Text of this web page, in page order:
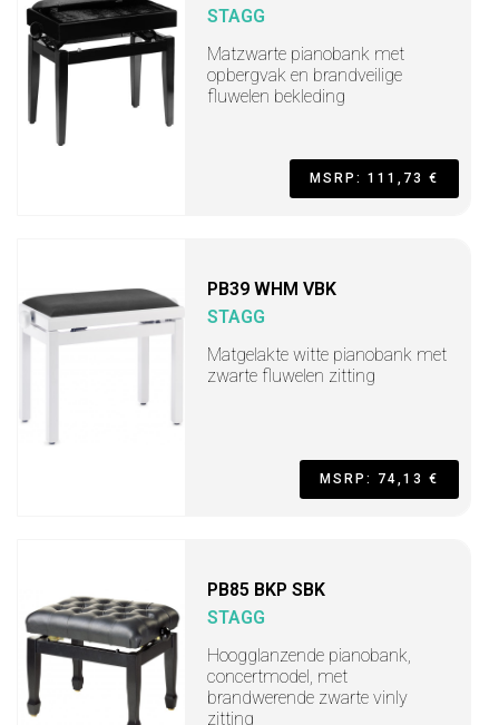
STAGG
Matzwarte pianobank met
opbergvak en brandveilige
fluwelen bekleding
MSRP: 111,73 €
PB39 WHM VBK
STAGG
Matgelakte witte pianobank met
zwarte fluwelen zitting
MSRP: 74,13 €
PB85 BKP SBK
STAGG
Hoogglanzende pianobank,
concertmodel, met
brandwerende zwarte vinly
zitting